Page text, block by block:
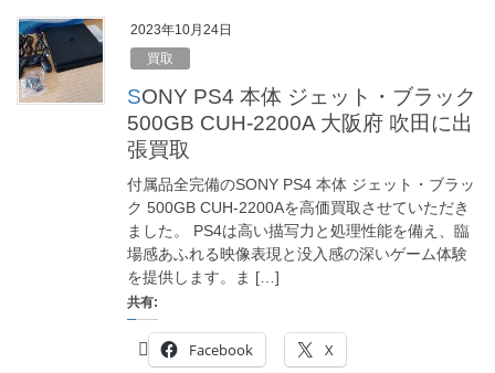
2023年10月24日
買取
SONY PS4 本体 ジェット・ブラック
500GB CUH-2200A 大阪府 吹田に出
張買取
付属品全完備のSONY PS4 本体 ジェット・ブラッ
ク 500GB CUH-2200Aを高価買取させていただき
ました。 PS4は高い描写力と処理性能を備え、臨
場感あふれる映像表現と没入感の深いゲーム体験
を提供します。ま […]
共有:
Facebook X